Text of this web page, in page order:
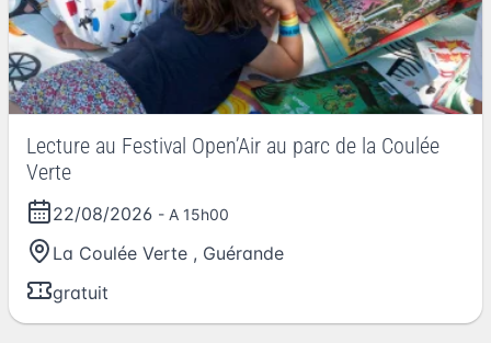
Lecture au Festival Open’Air au parc de la Coulée
Verte
22/08/2026 - A 15h00
La Coulée Verte , Guérande
gratuit